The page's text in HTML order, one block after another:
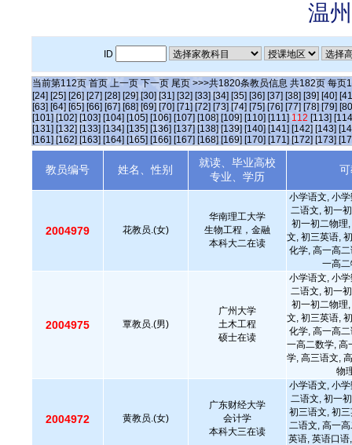
温
ID
当前第112页 首页 上一页 下一页 尾页 >>>共1820条教员信息 共182页 每页
[24] [25] [26] [27] [28] [29] [30] [31] [32] [33] [34] [35] [36] [37] [38] [39] [40]
[63] [64] [65] [66] [67] [68] [69] [70] [71] [72] [73] [74] [75] [76] [77] [78] [79]
[101] [102] [103] [104] [105] [106] [107] [108] [109] [110] [111] 112 [113]
[131] [132] [133] [134] [135] [136] [137] [138] [139] [140] [141] [142] [143]
[161] [162] [163] [164] [165] [166] [167] [168] [169] [170] [171] [172] [173]
教员编号 姓名、性别
就读、毕业高校
专业、学历
2004979 花教员.(女)
华南理工大学
生物工程，金融
本科大二在读
小学语文, 小
二语文, 初一
初一初二物理
文, 初三英语,
化学, 高一高
一高
2004975 覃教员.(男)
广州大学
土木工程
硕士在读
小学语文, 小
二语文, 初一
初一初二物理
文, 初三英语,
化学, 高一高
一高二数学, 高
学, 高三语文,
物
2004972 黄教员.(女)
广东财经大学
会计学
本科大三在读
小学语文, 小
二语文, 初一
初三语文, 初
二语文, 高一
英语, 英语口